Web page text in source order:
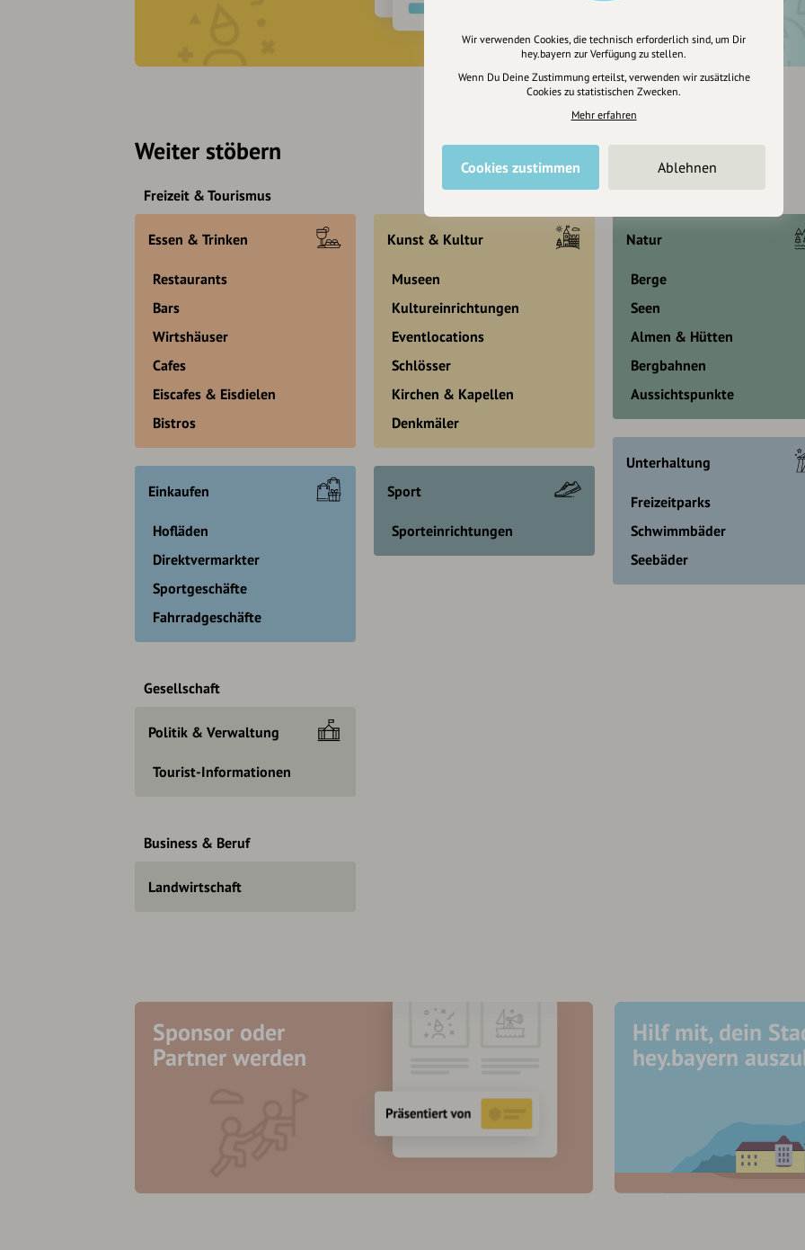
Weiter stöbern
Freizeit & Tourismus
Essen & Trinken
Restaurants
Bars
Wirtshäuser
Cafes
Eiscafes & Eisdielen
Bistros
Einkaufen
Hofläden
Direktvermarkter
Sportgeschäfte
Fahrradgeschäfte
Kunst & Kultur
Museen
Kultureinrichtungen
Eventlocations
Schlösser
Kirchen & Kapellen
Denkmäler
Sport
Sporteinrichtungen
Natur
Berge
Seen
Almen & Hütten
Bergbahnen
Aussichtspunkte
Unterhaltung
Freizeitparks
Schwimmbäder
Seebäder
Gesellschaft
Politik & Verwaltung
Tourist-Informationen
Business & Beruf
Landwirtschaft
Sponsor oder
Partner werden
Hilf mit, dein
hey.bayern
Wir verwenden Cookies, die technisch erforderlich sind, um Dir
hey.bayern zur Verfügung zu stellen.
Wenn Du Deine Zustimmung erteilst, verwenden wir zusätzliche
Cookies zu statistischen Zwecken.
Mehr erfahren
Cookies zustimmen Ablehnen